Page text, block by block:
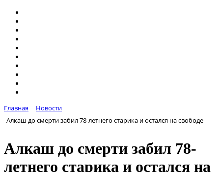
Главная
Новости
Алкаш до смерти забил 78-летнего старика и остался на свободе
Алкаш до смерти забил 78-
летнего старика и остался на